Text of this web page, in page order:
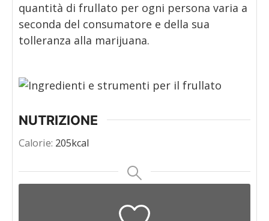
quantità di frullato per ogni persona varia a
seconda del consumatore e della sua
tolleranza alla marijuana.
NUTRIZIONE
Calorie: 205kcal